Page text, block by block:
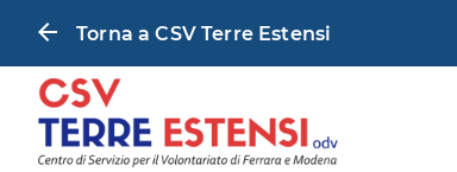
Torna a CSV Terre Estensi